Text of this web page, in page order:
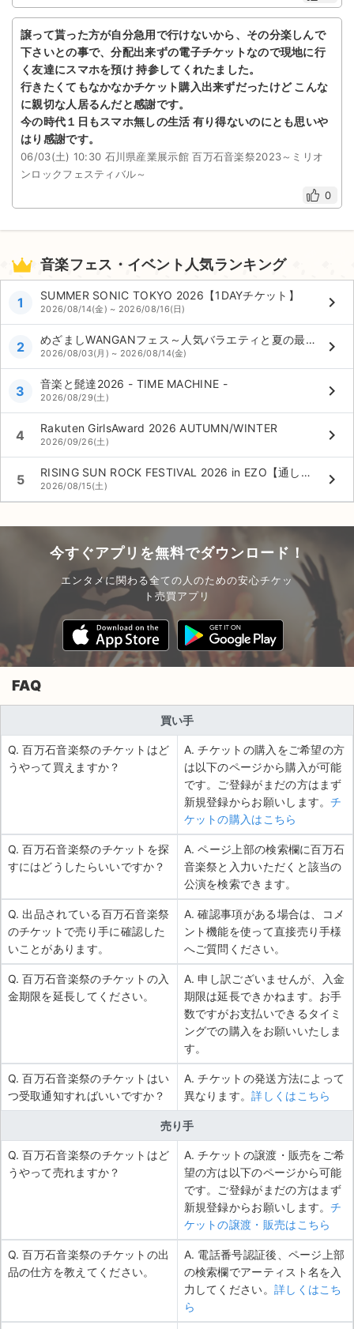
譲って貰った方が自分急用で行けないから、その分楽しんで
下さいとの事で、分配出来ずの電子チケットなので現地に行
く友達にスマホを預け 持参してくれたました。
行きたくてもなかなかチケット購入出来ずだったけど こんな
に親切な人居るんだと感謝です。
今の時代１日もスマホ無しの生活 有り得ないのにとも思いや
はり感謝です。
06/03(土) 10:30 石川県産業展示館 百万石音楽祭2023～ミリオ
ンロックフェスティバル～
0
音楽フェス・イベント人気ランキング
1 SUMMER SONIC TOKYO 2026【1DAYチケット】
2026/08/14(金) ~ 2026/08/16(日) keyboard_arrow_right
2 めざましWANGANフェス～人気バラエティと夏の最強コラボ～
2026/08/03(月) ~ 2026/08/14(金) keyboard_arrow_right
3 音楽と髭達2026 - TIME MACHINE -
2026/08/29(土) keyboard_arrow_right
4 Rakuten GirlsAward 2026 AUTUMN/WINTER
2026/09/26(土) keyboard_arrow_right
5 RISING SUN ROCK FESTIVAL 2026 in EZO【通し券】
2026/08/15(土) keyboard_arrow_right
今すぐアプリを無料でダウンロード！
エンタメに関わる全ての人のための安心チケッ
ト売買アプリ
FAQ
買い手
Q. 百万石音楽祭のチケットはど
うやって買えますか？
A. チケットの購入をご希望の方
は以下のページから購入が可能
です。ご登録がまだの方はまず
新規登録からお願いします。チ
ケットの購入はこちら
Q. 百万石音楽祭のチケットを探
すにはどうしたらいいですか？
A. ページ上部の検索欄に百万石
音楽祭と入力いただくと該当の
公演を検索できます。
Q. 出品されている百万石音楽祭
のチケットで売り手に確認した
いことがあります。
A. 確認事項がある場合は、コメ
ント機能を使って直接売り手様
へご質問ください。
Q. 百万石音楽祭のチケットの入
金期限を延長してください。
A. 申し訳ございませんが、入金
期限は延長できかねます。お手
数ですがお支払いできるタイミ
ングでの購入をお願いいたしま
す。
Q. 百万石音楽祭のチケットはい
つ受取通知すればいいですか？
A. チケットの発送方法によって
異なります。詳しくはこちら
売り手
Q. 百万石音楽祭のチケットはど
うやって売れますか？
A. チケットの譲渡・販売をご希
望の方は以下のページから可能
です。ご登録がまだの方はまず
新規登録からお願いします。チ
ケットの譲渡・販売はこちら
Q. 百万石音楽祭のチケットの出
品の仕方を教えてください。
A. 電話番号認証後、ページ上部
の検索欄でアーティスト名を入
力してください。 詳しくはこち
ら